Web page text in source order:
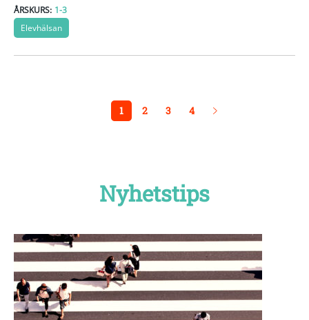
ÅRSKURS: 1-3
Elevhälsan
1 2 3 4
Nyhetstips